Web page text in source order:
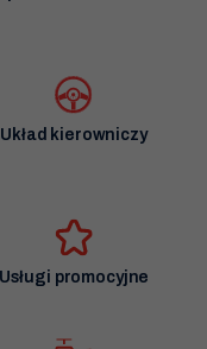
Układ kierowniczy
Usługi promocyjne